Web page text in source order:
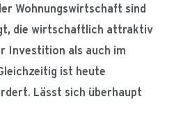
Wohnungswirtschaft sind
die wirtschaftlich attraktiv
Investition als auch im
ist heute
Lässt sich überhaupt